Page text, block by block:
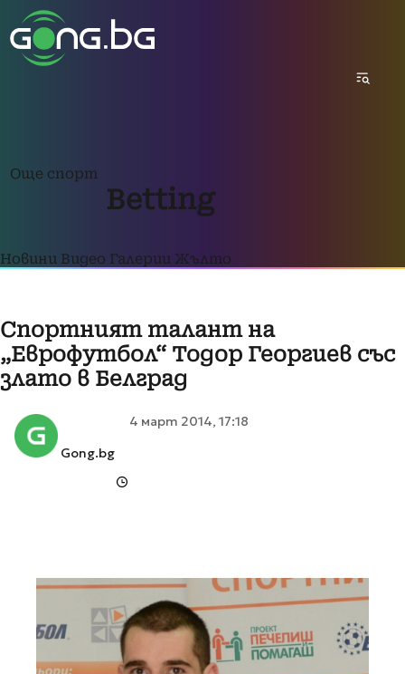
Още спорт
Betting
Новини Видео Галерии Жълто
Спортният талант на
„Еврофутбол“ Тодор Георгиев със
злато в Белград
Gong.bg
4 март 2014, 17:18